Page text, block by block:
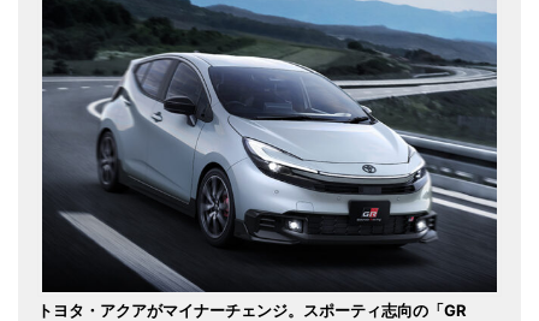
トヨタ・アクアがマイナーチェンジ。スポーティ志向の「GR